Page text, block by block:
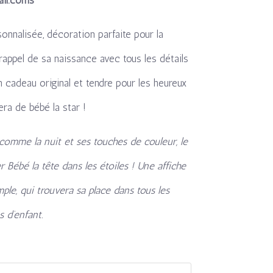
décoration parfaite pour la
de sa naissance avec tous les détails
cadeau original et tendre pour les heureux
de bébé la star !
la nuit et ses touches de couleur, le
Bébé la tête dans les étoiles ! Une affiche
qui trouvera sa place dans tous les
d’enfant.